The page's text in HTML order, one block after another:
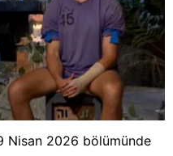
Nisan 2026 bölümünde